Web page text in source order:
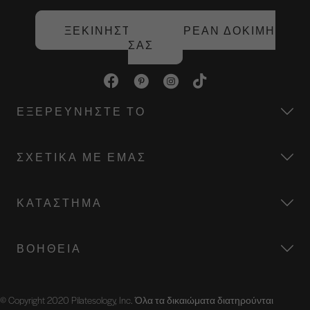
ΞΕΚΙΝΉΣΤΕ ΤΗ ΔΩΡΕΆΝ ΔΟΚΙΜΉ
ΣΑΣ
ΕΞΕΡΕΥΝΉΣΤΕ ΤΟ
ΣΧΕΤΙΚΆ ΜΕ ΕΜΆΣ
ΚΑΤΆΣΤΗΜΑ
ΒΟΉΘΕΙΑ
© Copyright 2020 Pilatesology, Inc. Όλα τα δικαιώματα διατηρούνται